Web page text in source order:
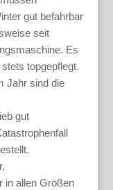
gut befahrbar
seit
Es
topgepflegt.
Jahr sind die
gut
in allen Größen